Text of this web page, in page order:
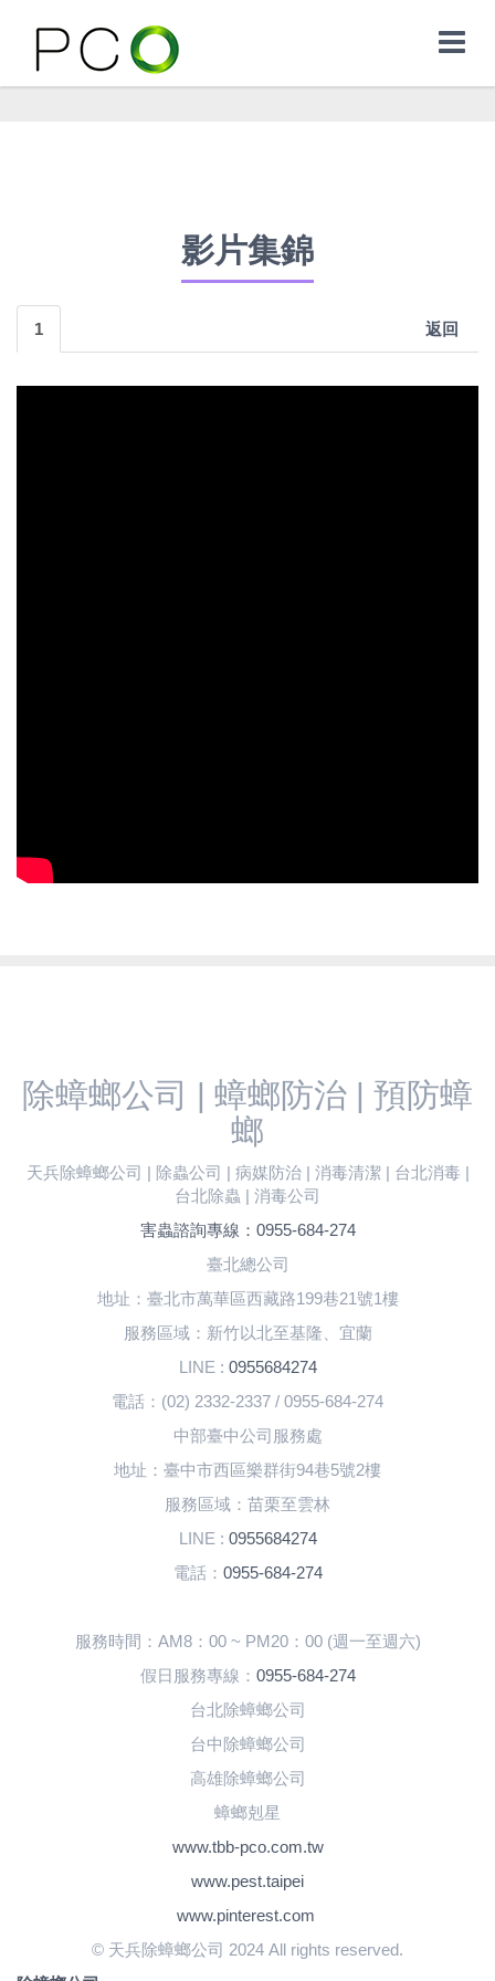
影片集錦
1 返回
除蟑螂公司 | 蟑螂防治 | 預防蟑
螂
天兵除蟑螂公司 | 除蟲公司 | 病媒防治 | 消毒清潔 | 台北消毒 |
台北除蟲 | 消毒公司
害蟲諮詢專線：0955-684-274
臺北總公司
地址：臺北市萬華區西藏路199巷21號1樓
服務區域：新竹以北至基隆、宜蘭
LINE : 0955684274
電話：(02) 2332-2337 / 0955-684-274
中部臺中公司服務處
地址：臺中市西區樂群街94巷5號2樓
服務區域：苗栗至雲林
LINE : 0955684274
電話： 0955-684-274
服務時間：AM8：00 ~ PM20：00 (週一至週六)
假日服務專線： 0955-684-274
台北除蟑螂公司
台中除蟑螂公司
高雄除蟑螂公司
蟑螂剋星
www.tbb-pco.com.tw
www.pest.taipei
www.pinterest.com
© 天兵除蟑螂公司 2024 All rights reserved.